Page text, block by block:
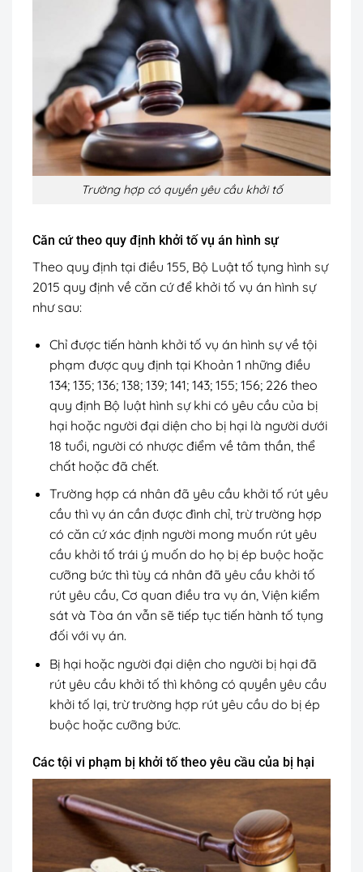
Trường hợp có quyền yêu cầu khởi tố
Căn cứ theo quy định khởi tố vụ án hình sự
Theo quy định tại điều 155, Bộ Luật tố tụng hình sự
2015 quy định về căn cứ để khởi tố vụ án hình sự
như sau:
Chỉ được tiến hành khởi tố vụ án hình sự về tội
phạm được quy định tại Khoản 1 những điều
134; 135; 136; 138; 139; 141; 143; 155; 156; 226 theo
quy định Bộ luật hình sự khi có yêu cầu của bị
hại hoặc người đại diện cho bị hại là người dưới
18 tuổi, người có nhược điểm về tâm thần, thể
chất hoặc đã chết.
Trường hợp cá nhân đã yêu cầu khởi tố rút yêu
cầu thì vụ án cần được đình chỉ, trừ trường hợp
có căn cứ xác định người mong muốn rút yêu
cầu khởi tố trái ý muốn do họ bị ép buộc hoặc
cưỡng bức thì tùy cá nhân đã yêu cầu khởi tố
rút yêu cầu, Cơ quan điều tra vụ án, Viện kiểm
sát và Tòa án vẫn sẽ tiếp tục tiến hành tố tụng
đối với vụ án.
Bị hại hoặc người đại diện cho người bị hại đã
rút yêu cầu khởi tố thì không có quyền yêu cầu
khởi tố lại, trừ trường hợp rút yêu cầu do bị ép
buộc hoặc cưỡng bức.
Các tội vi phạm bị khởi tố theo yêu cầu của bị hại